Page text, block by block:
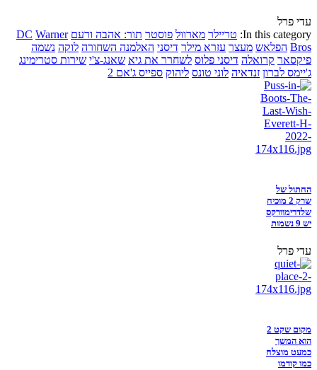
עדי פרל
In this category: טריילר מארוול פוסטר תור: אהבה ורעם DC Warner
Bros הפלאש מעצר עזרא מילר דיסני האלמנה השחורה לוקה נשמה
פיקסאר קרואלה דיסני פלוס לשחרר את גיא שאנג-צ'י שירות סטרימינג
ג'יימס לברון זנדאיה לוני טונס ליהוק ספייס ג'אם 2
החתול של
שרק 2 מוכיח
שלדרימוורקס
יש 9 נשמות
עדי פרל
מקום שקט 2
הוא המשך
כמעט מוצלח
כמו קודמו